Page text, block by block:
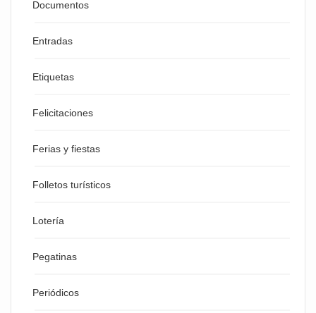
Documentos
Entradas
Etiquetas
Felicitaciones
Ferias y fiestas
Folletos turísticos
Lotería
Pegatinas
Periódicos